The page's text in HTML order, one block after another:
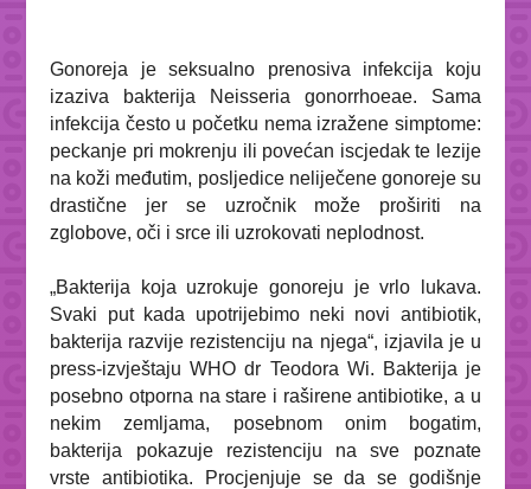
Gonoreja je seksualno prenosiva infekcija koju
izaziva bakterija
Neisseria gonorrhoeae. Sama
infekcija često u početku nema izražene simptome:
peckanje pri mokrenju ili povećan iscjedak te lezije
na koži međutim, posljedice neliječene gonoreje su
drastične jer se uzročnik može proširiti na
zglobove, oči i srce ili uzrokovati neplodnost.
„Bakterija koja uzrokuje gonoreju je vrlo lukava.
Svaki put kada upotrijebimo neki novi antibiotik,
bakterija razvije rezistenciju na njega“, izjavila je u
press-izvještaju WHO dr Teodora Wi. Bakterija je
posebno otporna na stare i raširene antibiotike, a u
nekim zemljama, posebnom onim bogatim,
bakterija pokazuje rezistenciju na sve poznate
vrste antibiotika. Procjenjuje se da se godišnje